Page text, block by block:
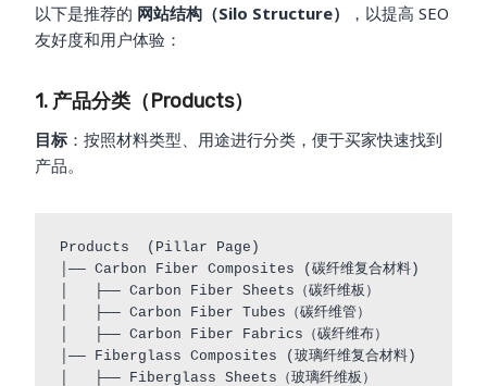
以下是推荐的 网站结构（Silo Structure）
，以提高 SEO
友好度和用户体验：
1. 产品分类（Products）
目标 ：按照材料类型、用途进行分类，便于买家快速找到
产品。
Products  (Pillar Page)
│── Carbon Fiber Composites (碳纤维复合材料)
│   ├── Carbon Fiber Sheets（碳纤维板）
│   ├── Carbon Fiber Tubes（碳纤维管）
│   ├── Carbon Fiber Fabrics（碳纤维布）
│── Fiberglass Composites (玻璃纤维复合材料)
│   ├── Fiberglass Sheets（玻璃纤维板）